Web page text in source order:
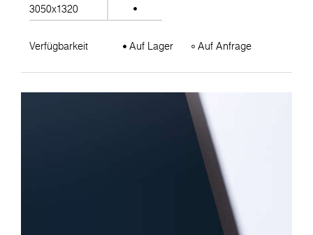
3050x1320
Verfügbarkeit Auf Lager Auf Anfrage